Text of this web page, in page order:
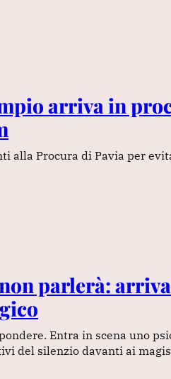
arriva in
alla Procura di Pavia per
parlerà:
Entra in scena uno
del silenzio davanti ai